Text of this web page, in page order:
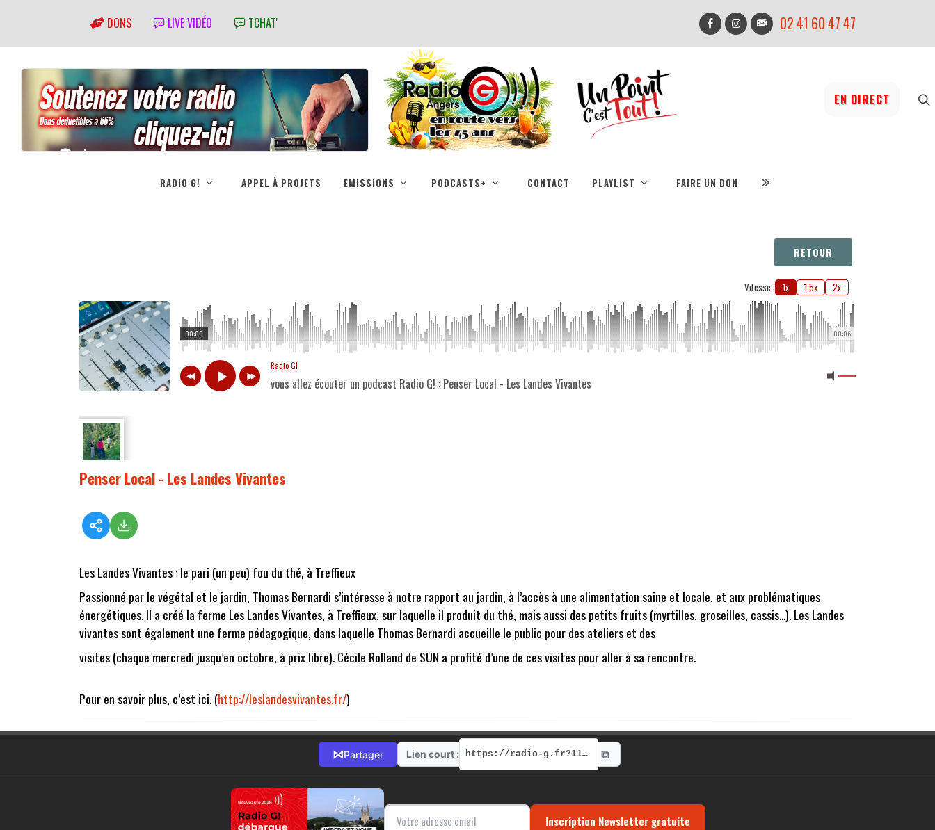
DONS LIVE VIDÉO TCHAT' 02 41 60 47 47
EN DIRECT
RADIO G! APPEL À PROJETS EMISSIONS PODCASTS+ CONTACT PLAYLIST FAIRE UN DON
RETOUR
Vitesse : 1x 1.5x 2x
00:06
00:00
Radio G!
vous allez écouter un podcast Radio G! : Penser Local - Les Landes Vivantes
Penser Local - Les Landes Vivantes
Les Landes Vivantes : le pari (un peu) fou du thé, à Treffieux
Passionné par le végétal et le jardin, Thomas Bernardi s’intéresse à notre rapport au jardin, à l’accès à une alimentation saine et locale, et aux problématiques
énergétiques. Il a créé la ferme Les Landes Vivantes, à Treffieux, sur laquelle il produit du thé, mais aussi des petits fruits (myrtilles, groseilles, cassis...). Les Landes
vivantes sont également une ferme pédagogique, dans laquelle Thomas Bernardi accueille le public pour des ateliers et des
visites (chaque mercredi jusqu’en octobre, à prix libre). Cécile Rolland de SUN a profité d’une de ces visites pour aller à sa rencontre.
Pour en savoir plus, c’est ici. (http://leslandesvivantes.fr/)
⋈Partager Lien court : https://radio-g.fr?11979 ⧉
Inscription Newsletter gratuite